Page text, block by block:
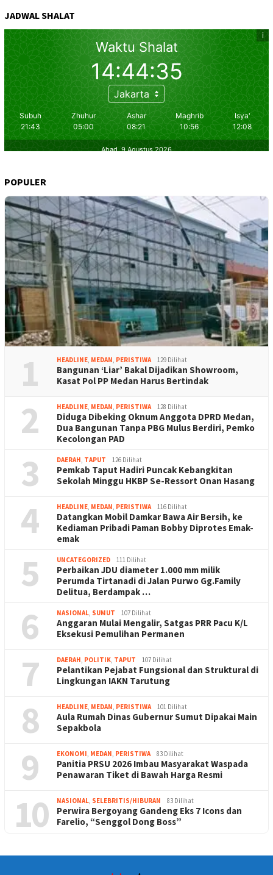
JADWAL SHALAT
POPULER
1 HEADLINE MEDAN PERISTIWA 129 Dilihat
Bangunan ‘Liar’ Bakal Dijadikan Showroom,
Kasat Pol PP Medan Harus Bertindak
2 HEADLINE MEDAN PERISTIWA 128 Dilihat
Diduga Dibeking Oknum Anggota DPRD Medan,
Dua Bangunan Tanpa PBG Mulus Berdiri, Pemko
Kecolongan PAD
3 DAERAH TAPUT 126 Dilihat
Pemkab Taput Hadiri Puncak Kebangkitan
Sekolah Minggu HKBP Se-Ressort Onan Hasang
4 HEADLINE MEDAN PERISTIWA 116 Dilihat
Datangkan Mobil Damkar Bawa Air Bersih, ke
Kediaman Pribadi Paman Bobby Diprotes Emak-
emak
5 UNCATEGORIZED 111 Dilihat
Perbaikan JDU diameter 1.000 mm milik
Perumda Tirtanadi di Jalan Purwo Gg.Family
Delitua, Berdampak …
6 NASIONAL SUMUT 107 Dilihat
Anggaran Mulai Mengalir, Satgas PRR Pacu K/L
Eksekusi Pemulihan Permanen
7 DAERAH POLITIK TAPUT 107 Dilihat
Pelantikan Pejabat Fungsional dan Struktural di
Lingkungan IAKN Tarutung
8 HEADLINE MEDAN PERISTIWA 101 Dilihat
Aula Rumah Dinas Gubernur Sumut Dipakai Main
Sepakbola
9 EKONOMI MEDAN PERISTIWA 83 Dilihat
Panitia PRSU 2026 Imbau Masyarakat Waspada
Penawaran Tiket di Bawah Harga Resmi
10 NASIONAL SELEBRITIS/HIBURAN 83 Dilihat
Perwira Bergoyang Gandeng Eks 7 Icons dan
Farelio, “Senggol Dong Boss”